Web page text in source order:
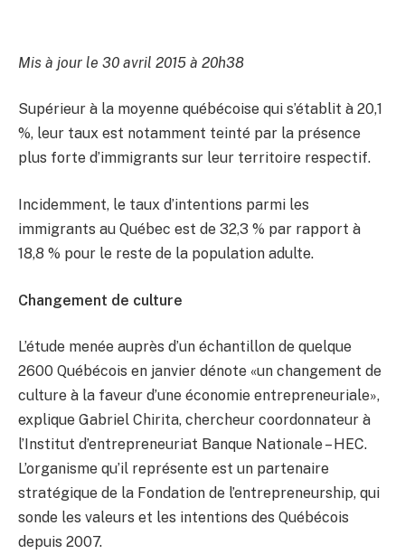
Mis à jour le 30 avril 2015 à 20h38
Supérieur à la moyenne québécoise qui s’établit à 20,1
%, leur taux est notamment teinté par la présence
plus forte d’immigrants sur leur territoire respectif.
Incidemment, le taux d’intentions parmi les
immigrants au Québec est de 32,3 % par rapport à
18,8 % pour le reste de la population adulte.
Changement de culture
L’étude menée auprès d’un échantillon de quelque
2600 Québécois en janvier dénote «un changement de
culture à la faveur d’une économie entrepreneuriale»,
explique Gabriel Chirita, chercheur coordonnateur à
l’Institut d’entrepreneuriat Banque Nationale – HEC.
L’organisme qu’il représente est un partenaire
stratégique de la Fondation de l’entrepreneurship, qui
sonde les valeurs et les intentions des Québécois
depuis 2007.